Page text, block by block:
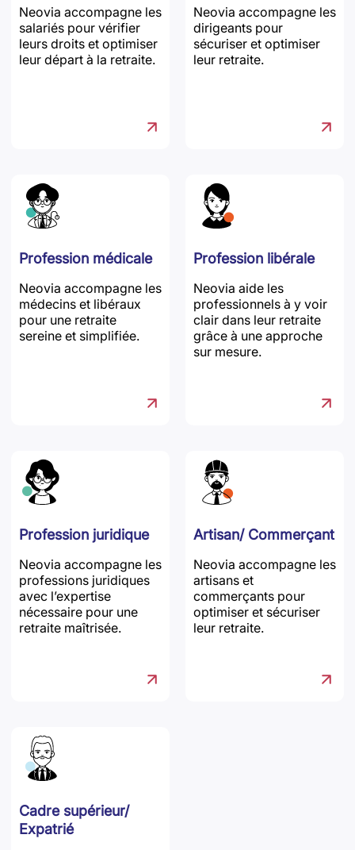
Neovia accompagne les
salariés pour vérifier
leurs droits et optimiser
leur départ à la retraite.
Neovia accompagne les
dirigeants pour
sécuriser et optimiser
leur retraite.
Profession médicale
Neovia accompagne les
médecins et libéraux
pour une retraite
sereine et simplifiée.
Profession libérale
Neovia aide les
professionnels à y voir
clair dans leur retraite
grâce à une approche
sur mesure.
Profession juridique
Neovia accompagne les
professions juridiques
avec l’expertise
nécessaire pour une
retraite maîtrisée.
Artisan/ Commerçant
Neovia accompagne les
artisans et
commerçants pour
optimiser et sécuriser
leur retraite.
Cadre supérieur/
Expatrié